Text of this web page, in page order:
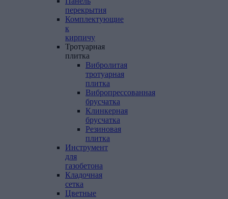
перекрытия
Комплектующие
к
кирпичу
Тротуарная
плитка
Вибролитая
тротуарная
плитка
Вибропрессованная
брусчатка
Клинкерная
брусчатка
Резиновая
плитка
Инструмент
для
газобетона
Кладочная
сетка
Цветные